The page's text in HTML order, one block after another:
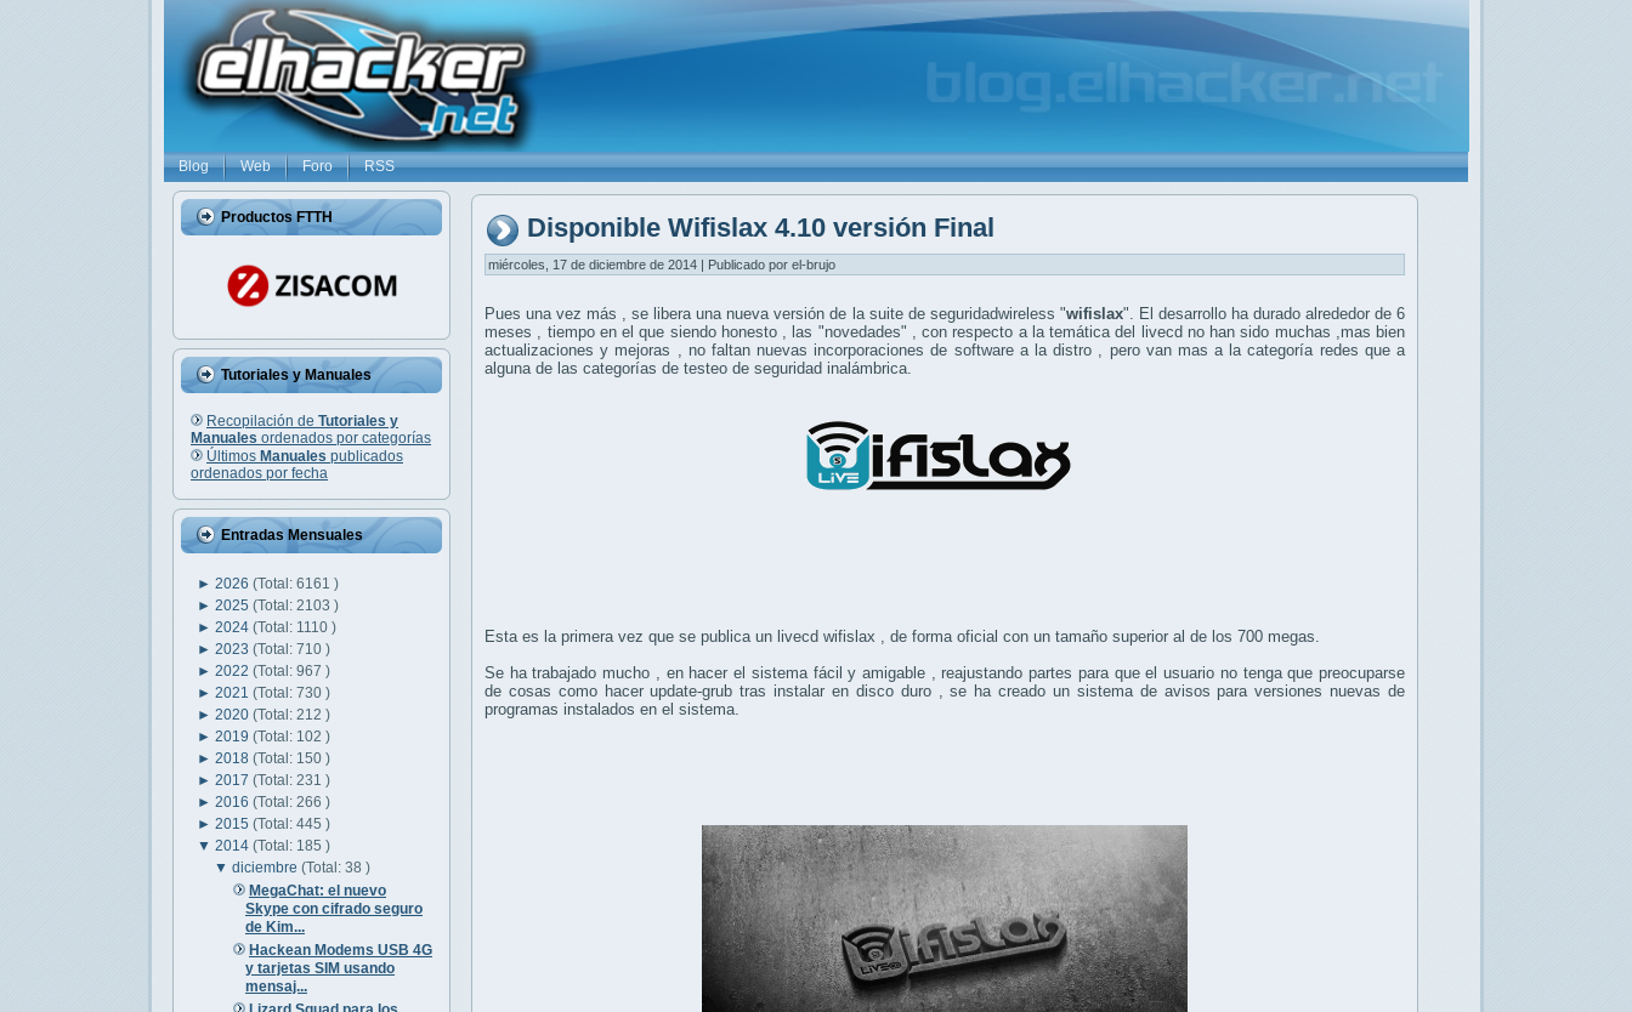
Blog Web Foro RSS
Productos FTTH
Tutoriales y Manuales
Recopilación de Tutoriales y
Manuales ordenados por categorías
Últimos Manuales publicados
ordenados por fecha
Entradas Mensuales
► 2026 (Total: 6161 )
► 2025 (Total: 2103 )
► 2024 (Total: 1110 )
► 2023 (Total: 710 )
► 2022 (Total: 967 )
► 2021 (Total: 730 )
► 2020 (Total: 212 )
► 2019 (Total: 102 )
► 2018 (Total: 150 )
► 2017 (Total: 231 )
► 2016 (Total: 266 )
► 2015 (Total: 445 )
▼ 2014 (Total: 185 )
▼diciembre(Total: 38 )
MegaChat: el nuevo
Skype con cifrado seguro
de Kim...
Hackean Modems USB 4G
y tarjetas SIM usando
mensaj...
Disponible Wifislax 4.10 versión Final
miércoles, 17 de diciembre de 2014 | Publicado por el-brujo
Pues una vez más , se libera una nueva versión de la suite de seguridadwireless "wifislax". El desarrollo ha durado alrededor de 6
meses , tiempo en el que siendo honesto , las "novedades" , con respecto a la temática del livecd no han sido muchas ,mas bien
actualizaciones y mejoras , no faltan nuevas incorporaciones de software a la distro , pero van mas a la categoría redes que a
alguna de las categorías de testeo de seguridad inalámbrica.
Esta es la primera vez que se publica un livecd wifislax , de forma oficial con un tamaño superior al de los 700 megas.
Se ha trabajado mucho , en hacer el sistema fácil y amigable , reajustando partes para que el usuario no tenga que preocuparse
de cosas como hacer update-grub tras instalar en disco duro , se ha creado un sistema de avisos para versiones nuevas de
programas instalados en el sistema.